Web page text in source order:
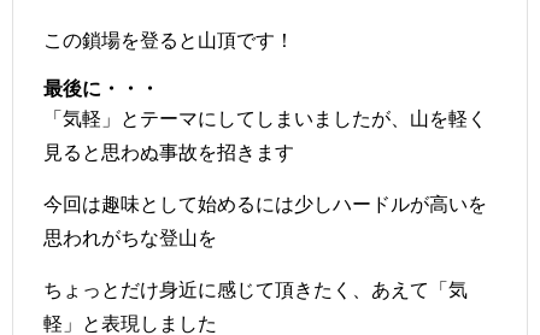
この鎖場を登ると山頂です！
最後に・・・
「気軽」とテーマにしてしまいましたが、山を軽く
見ると思わぬ事故を招きます
今回は趣味として始めるには少しハードルが高いを
思われがちな登山を
ちょっとだけ身近に感じて頂きたく、あえて「気
軽」と表現しました